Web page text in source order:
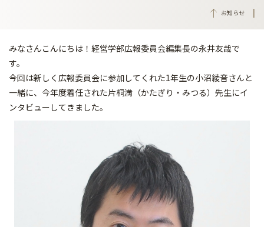
お知らせ
みなさんこんにちは！経営学部広報委員会編集長の永井友哉で
す。
今回は新しく広報委員会に参加してくれた1年生の小沼綾音さんと
一緒に、今年度着任された片桐満（かたぎり・みつる）先生にイ
ンタビューしてきました。